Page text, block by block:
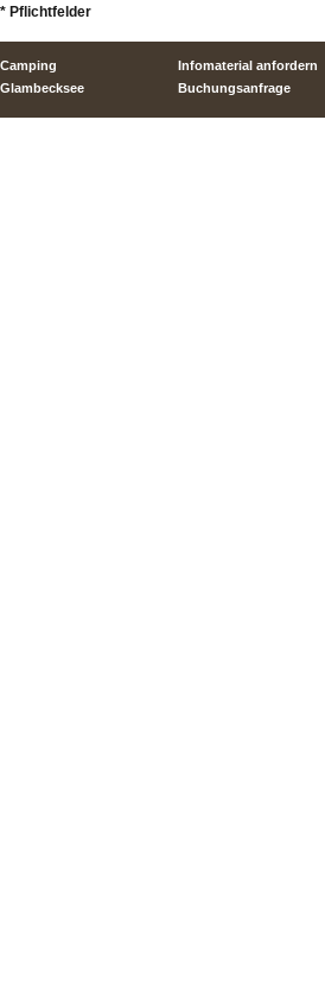
* Pflichtfelder
Camping
Glambecksee
Infomaterial anfordern
Buchungsanfrage